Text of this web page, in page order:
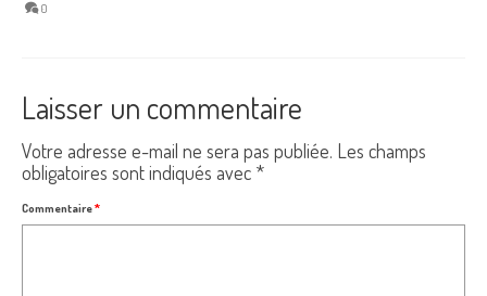
0
Laisser un commentaire
Votre adresse e-mail ne sera pas publiée. Les champs
obligatoires sont indiqués avec *
Commentaire*